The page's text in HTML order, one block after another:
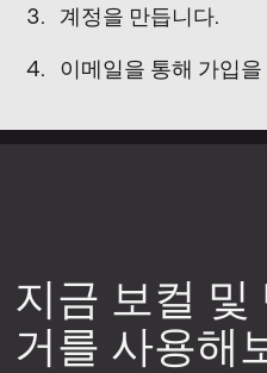
계정을 만듭니다.
이메일을 통해 가입
지금 보컬 및
거를 사용해